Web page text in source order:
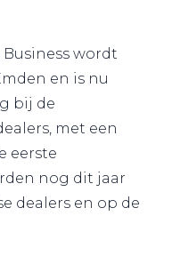
wordt
en is nu
bij de
met een
eerste
nog dit jaar
dealers en op de